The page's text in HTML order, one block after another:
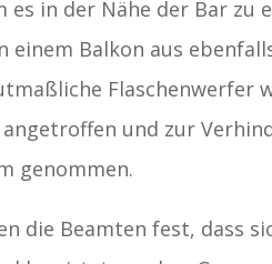
es in der Nähe der Bar
einem Balkon aus
Flaschenwerfer
und zur
genommen.
die Beamten fest, dass